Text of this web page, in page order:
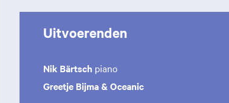
Uitvoerenden
Nik Bärtsch piano
Greetje Bijma & Oceanic